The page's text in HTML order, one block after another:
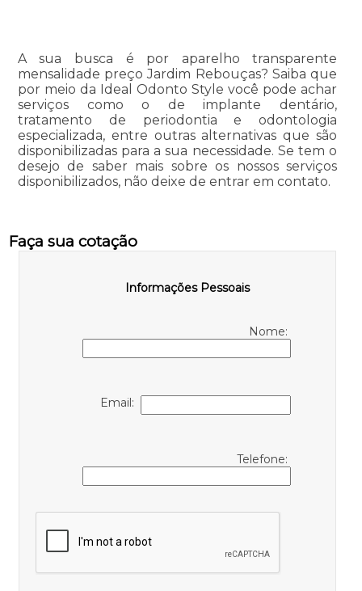
A sua busca é por aparelho transparente
mensalidade preço Jardim Rebouças? Saiba que
por meio da Ideal Odonto Style você pode achar
serviços como o de implante dentário,
tratamento de periodontia e odontologia
especializada, entre outras alternativas que são
disponibilizadas para a sua necessidade. Se tem o
desejo de saber mais sobre os nossos serviços
disponibilizados, não deixe de entrar em contato.
Faça sua cotação
Informações Pessoais
Nome:
Email:
Telefone: